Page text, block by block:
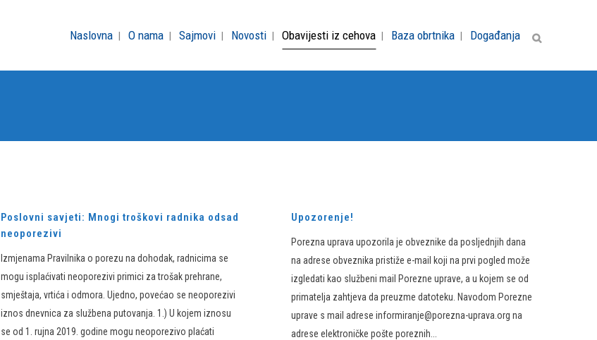
Naslovna O nama Sajmovi Novosti Obavijesti iz cehova Baza obrtnika Događanja
Poslovni savjeti: Mnogi troškovi radnika odsad
neoporezivi
Izmjenama Pravilnika o porezu na dohodak, radnicima se
mogu isplaćivati neoporezivi primici za trošak prehrane,
smještaja, vrtića i odmora. Ujedno, povećao se neoporezivi
iznos dnevnica za službena putovanja. 1.) U kojem iznosu
se od 1. rujna 2019. godine mogu neoporezivo plaćati
Upozorenje!
Porezna uprava upozorila je obveznike da posljednjih dana
na adrese obveznika pristiže e-mail koji na prvi pogled može
izgledati kao službeni mail Porezne uprave, a u kojem se od
primatelja zahtjeva da preuzme datoteku. Navodom Porezne
uprave s mail adrese informiranje@porezna-uprava.org na
adrese elektroničke pošte poreznih...